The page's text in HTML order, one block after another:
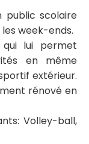
public scolaire
week-ends.
lui permet
en même
extérieur.
rénové en
Volley-ball,